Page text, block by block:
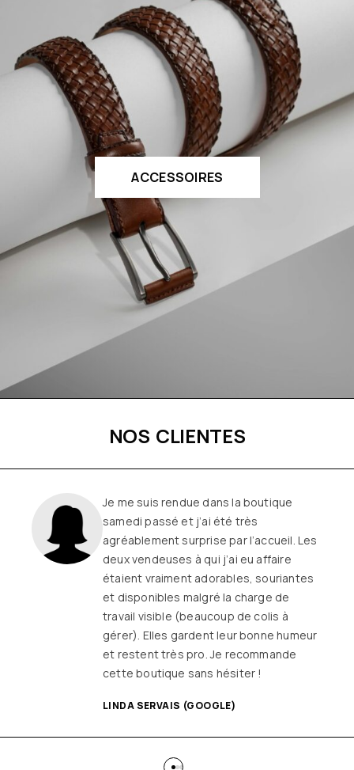
ACCESSOIRES
NOS CLIENTES
Je me suis rendue dans la boutique
samedi passé et j’ai été très
agréablement surprise par l’accueil. Les
deux vendeuses à qui j’ai eu affaire
étaient vraiment adorables, souriantes
et disponibles malgré la charge de
travail visible (beaucoup de colis à
gérer). Elles gardent leur bonne humeur
et restent très pro. Je recommande
cette boutique sans hésiter !
LINDA SERVAIS (GOOGLE)